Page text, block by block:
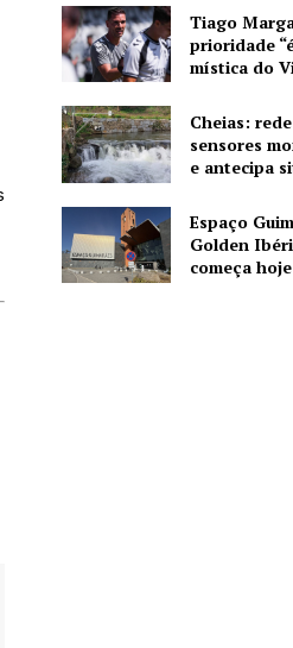
Tiago
prioridade
mística do
Cheias:
sensores
e antecipa
Espaço
Golden
começa hoje